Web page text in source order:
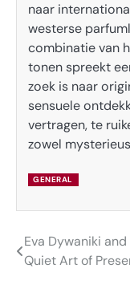
naar
westerse
combinatie van
tonen spreekt
zoek is naar
sensuele
vertragen, te
zowel
GENERAL
Post
navigation
Eva Dywaniki
Quiet Art of